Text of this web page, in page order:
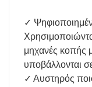
✓
μηχανές κοπής
υποβάλλονται
✓ Αυστηρός